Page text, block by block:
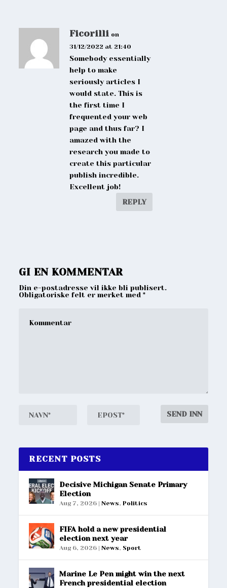
Ficorilli on
31/12/2022 at 21:40
Somebody essentially
help to make
seriously articles I
would state. This is
the first time I
frequented your web
page and thus far? I
amazed with the
research you made to
create this particular
publish incredible.
Excellent job!
REPLY
GI EN KOMMENTAR
Din e-postadresse vil ikke bli publisert.
Obligatoriske felt er merket med*
RECENT POSTS
Decisive Michigan Senate Primary
Election
Aug 7, 2026 |News,Politics
FIFA hold a new presidential
election next year
Aug 6, 2026 |News, Sport
Marine Le Pen might win the next
French presidential election